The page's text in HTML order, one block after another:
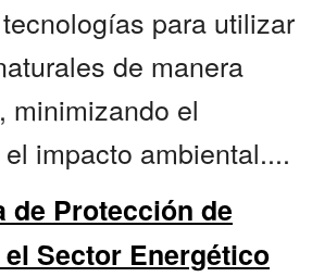
para utilizar
de manera
minimizando el
impacto ambiental....
de Protección de
Sector Energético